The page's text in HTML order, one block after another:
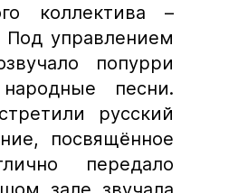
коллектива –
Под управлением
попурри
песни.
русский
посвящённое
передало